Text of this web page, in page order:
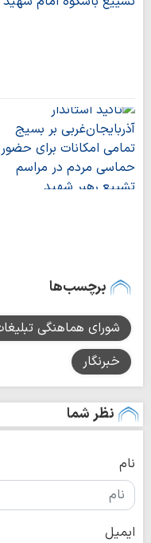
برچسب‌ها
شورای هماهنگی
خبرنگار
نظر شما
نام
ایمیل